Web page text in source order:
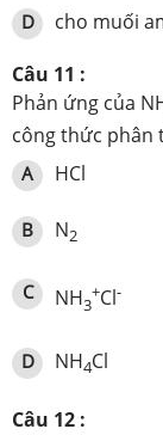
D
cho muối
Câu 11 :
Phản ứng của
công thức phân
A HCl
B N2
C NH3
+Cl-
D NH4Cl
Câu 12 :